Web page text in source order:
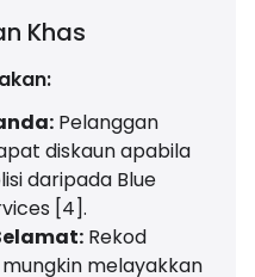
Khas
Pelanggan
diskaun apabila
daripada Blue
[4].
Rekod
melayakkan